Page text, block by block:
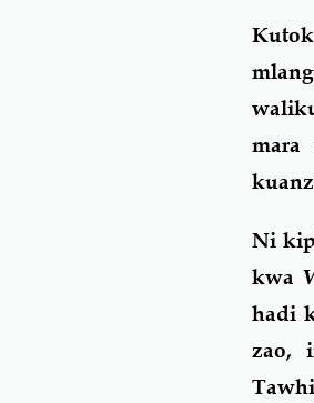
Ni
kwa
hadi
zao,